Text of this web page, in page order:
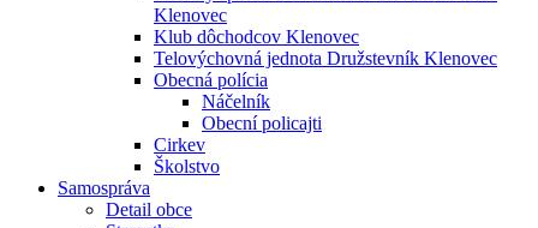
Klenovec
Klub dôchodcov Klenovec
Telovýchovná jednota Družstevník Klenovec
Obecná polícia
Náčelník
Obecní policajti
Cirkev
Školstvo
Samospráva
Detail obce